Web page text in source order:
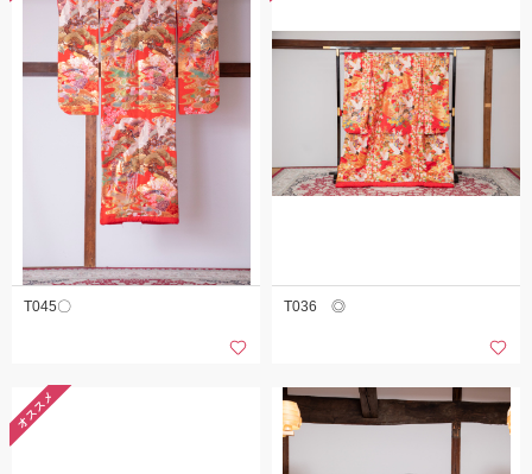
3万円以下のプラン ペットと撮影
豊富な色打掛・着物 家族・友人と撮影
庭園での撮影
T045〇 T036 ◎
オススメ